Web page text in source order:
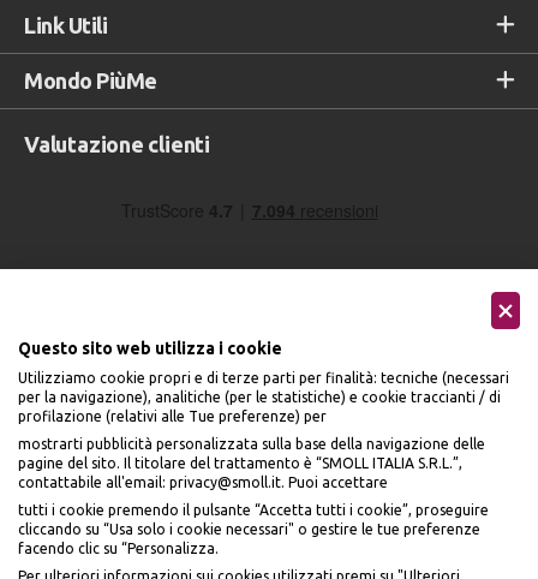
Link Utili
Mondo PiùMe
Valutazione clienti
Accettiamo
Seguici sui social
Questo sito web utilizza i cookie
Utilizziamo cookie propri e di terze parti per finalità: tecniche (necessari
per la navigazione), analitiche (per le statistiche) e cookie traccianti / di
profilazione (relativi alle Tue preferenze) per
mostrarti pubblicità personalizzata sulla base della navigazione delle
pagine del sito. Il titolare del trattamento è “SMOLL ITALIA S.R.L.”,
contattabile all'email: privacy@smoll.it. Puoi accettare
tutti i cookie premendo il pulsante “Accetta tutti i cookie”, proseguire
cliccando su “Usa solo i cookie necessari" o gestire le tue preferenze
facendo clic su “Personalizza.
BENVENUTO DA